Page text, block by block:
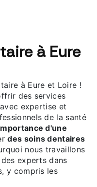
à Eure
à Eure et Loire !
des services
expertise et
de la santé
d'une
des soins dentaires
nous travaillons
experts dans
y compris les